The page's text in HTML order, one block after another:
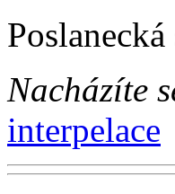
Nacházíte
interpelace